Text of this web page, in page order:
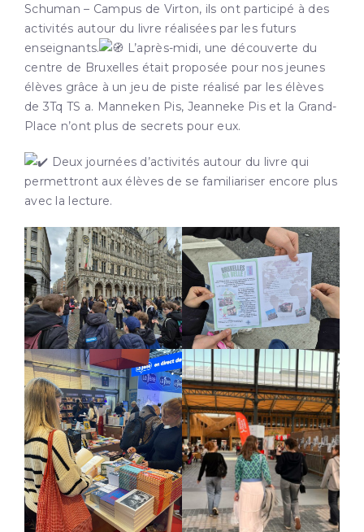
Schuman – Campus de Virton, ils ont participé à des
activités autour du livre réalisées par les futurs
enseignants.
L’après-midi, une découverte du
centre de Bruxelles était proposée pour nos jeunes
élèves grâce à un jeu de piste réalisé par les élèves
de 3Tq TS a. Manneken Pis, Jeanneke Pis et la Grand-
Place n’ont plus de secrets pour eux.
Deux journées d’activités autour du livre qui
permettront aux élèves de se familiariser encore plus
avec la lecture.